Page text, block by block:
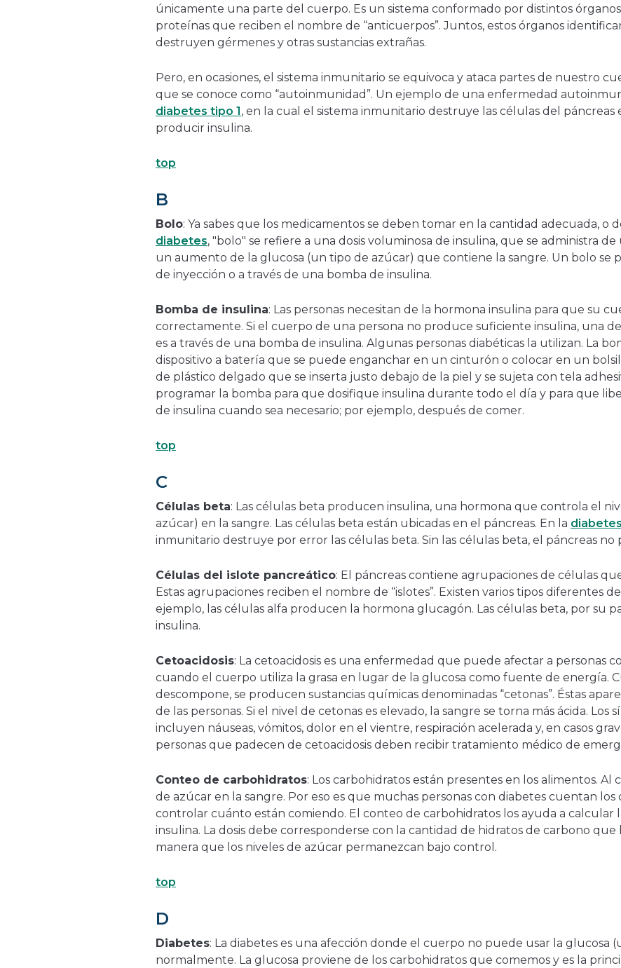
únicamente una parte del cuerpo. Es un sistema conformado por distintos
proteínas que reciben el nombre de “anticuerpos”. Juntos, estos órganos
destruyen gérmenes y otras sustancias extrañas.
Pero, en ocasiones, el sistema inmunitario se equivoca y ataca partes de nuestro
que se conoce como “autoinmunidad”. Un ejemplo de una enfermedad
diabetes tipo 1 , en la cual el sistema inmunitario destruye las células del páncreas
producir insulina.
top
B
Bolo: Ya sabes que los medicamentos se deben tomar en la cantidad adecuada, o
diabetes, "bolo" se refiere a una dosis voluminosa de insulina, que se administra
un aumento de la glucosa (un tipo de azúcar) que contiene la sangre. Un bolo se
de inyección o a través de una bomba de insulina.
Bomba de insulina: Las personas necesitan de la hormona insulina para que su
correctamente. Si el cuerpo de una persona no produce suficiente insulina, una
es a través de una bomba de insulina. Algunas personas diabéticas la utilizan. La
dispositivo a batería que se puede enganchar en un cinturón o colocar en un
de plástico delgado que se inserta justo debajo de la piel y se sujeta con tela
programar la bomba para que dosifique insulina durante todo el día y para que
de insulina cuando sea necesario; por ejemplo, después de comer.
top
C
Células beta: Las células beta producen insulina, una hormona que controla el
azúcar) en la sangre. Las células beta están ubicadas en el páncreas. En la
inmunitario destruye por error las células beta. Sin las células beta, el páncreas
Células del islote pancreático: El páncreas contiene agrupaciones de células
Estas agrupaciones reciben el nombre de “islotes”. Existen varios tipos diferentes
ejemplo, las células alfa producen la hormona glucagón. Las células beta, por su
insulina.
Cetoacidosis: La cetoacidosis es una enfermedad que puede afectar a personas
cuando el cuerpo utiliza la grasa en lugar de la glucosa como fuente de energía.
descompone, se producen sustancias químicas denominadas “cetonas”. Éstas
de las personas. Si el nivel de cetonas es elevado, la sangre se torna más ácida. Los
incluyen náuseas, vómitos, dolor en el vientre, respiración acelerada y, en casos
personas que padecen de cetoacidosis deben recibir tratamiento médico de
Conteo de carbohidratos: Los carbohidratos están presentes en los alimentos. Al
de azúcar en la sangre. Por eso es que muchas personas con diabetes cuentan los
controlar cuánto están comiendo. El conteo de carbohidratos los ayuda a calcular
insulina. La dosis debe corresponderse con la cantidad de hidratos de carbono que
manera que los niveles de azúcar permanezcan bajo control.
top
D
Diabetes: La diabetes es una afección donde el cuerpo no puede usar la glucosa
normalmente. La glucosa proviene de los carbohidratos que comemos y es la